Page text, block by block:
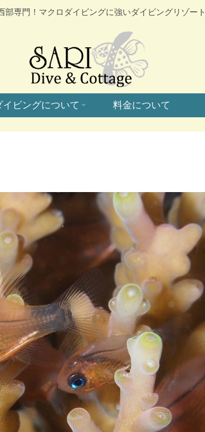
部専門！マクロダイビングに強いダイビングリゾート
イビングについて 料金について